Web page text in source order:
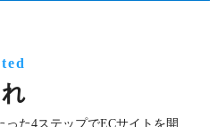
た4ステップでECサイトを開